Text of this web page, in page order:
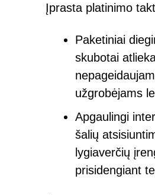
Įprasta platinimo
Paketiniai
skubotai
užgrobėjams
Apgaulingi
šalių
lygiaverčių
prisidengiant